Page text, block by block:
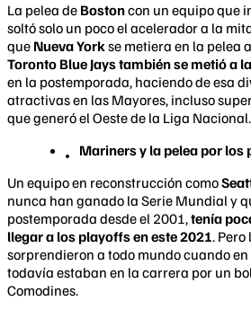
La pelea de Bostoncon un equipo que
soltó solo un poco el acelerador a la
que Nueva Yorkse metiera en la pelea
Toronto Blue Jays también se metió a
en la postemporada, haciendo de esa
atractivas en las Mayores, incluso
que generó el Oeste de la Liga Nacional.
Mariners y la pelea por los
Un equipo en reconstrucción como
nunca han ganado la Serie Mundial y
postemporada desde el 2001,tenía
llegar a los playoffs en este 2021.
sorprendieron a todo mundo cuando
todavía estaban en la carrera por un
Comodines.